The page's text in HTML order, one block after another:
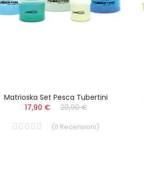
Matrioska Set Pesca Tubertini
17,90 €
20,90 €
(0 Recensioni)